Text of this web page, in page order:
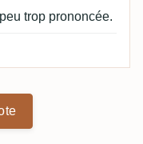
trop prononcée.